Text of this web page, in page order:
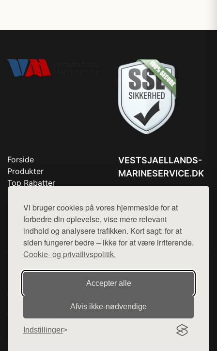
Vi bruger cookies på vores hjemmeside for at
forbedre din oplevelse, vise mere relevant
indhold og analysere trafikken. Kort sagt: for at
siden fungerer bedre – ikke for at være irriterende.
Cookie- og privatlivspolitik.
Accepter alle
Afvis ikke‑nødvendige
Indstillinger
Forside
Produkter
Top Rabatter
Kontakt
VESTSJAELLANDS-
MARINESERVICE.DK
Mail:hej@want.dk
Cookie- og privatlivspolitik
Denne side er en del af want.dk, der udgiver en række
hjemmesider med præsentation af forskellige produkter fra
diverse webshops. Der sælges ikke varer fra denne side - vi
henviser til de shops, som sælger varen. Vi har heller ikke
varerne på lager.
© 2026 vestsjaellands-marineservice.dk. Alle rettigheder